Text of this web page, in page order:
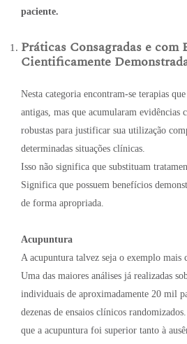
paciente.
Práticas Consagradas e com
Cientificamente
Nesta categoria encontram-se terapias
antigas, mas que acumularam evidências
robustas para justificar sua utilização
determinadas situações clínicas.
Isso não significa que substituam
Significa que possuem benefícios
de forma apropriada.
Acupuntura
A acupuntura talvez seja o exemplo mais
Uma das maiores análises já realizadas
individuais de aproximadamente 20 mil
dezenas de ensaios clínicos
que a acupuntura foi superior tanto à